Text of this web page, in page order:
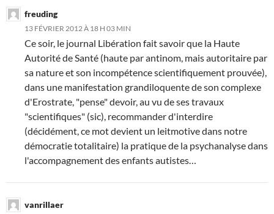
freuding
13 FÉVRIER 2012 À 18 H 03 MIN
Ce soir, le journal Libération fait savoir que la Haute
Autorité de Santé (haute par antinom, mais autoritaire par
sa nature et son incompétence scientifiquement prouvée),
dans une manifestation grandiloquente de son complexe
d'Erostrate, "pense" devoir, au vu de ses travaux
"scientifiques" (sic), recommander d'interdire
(décidément, ce mot devient un leitmotive dans notre
démocratie totalitaire) la pratique de la psychanalyse dans
l'accompagnement des enfants autistes…
vanrillaer